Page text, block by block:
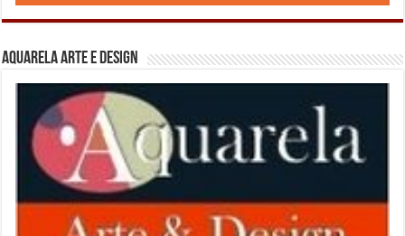
Aquarela Arte e Design